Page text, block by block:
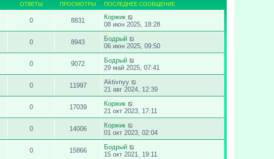
ОТВЕТЫ ПРОСМОТРЫ ПОСЛЕДНЕЕ СООБЩЕНИЕ
0 8831
Коржик
08 июн 2025, 18:28
0 8943
Бодрый
06 июн 2025, 09:50
0 9072
Бодрый
29 май 2025, 07:41
0 11997
Aktivnyy
21 авг 2024, 12:39
0 17039
Коржик
21 окт 2023, 17:11
0 14006
Коржик
01 окт 2023, 02:04
0 15866
Бодрый
15 окт 2021, 19:11